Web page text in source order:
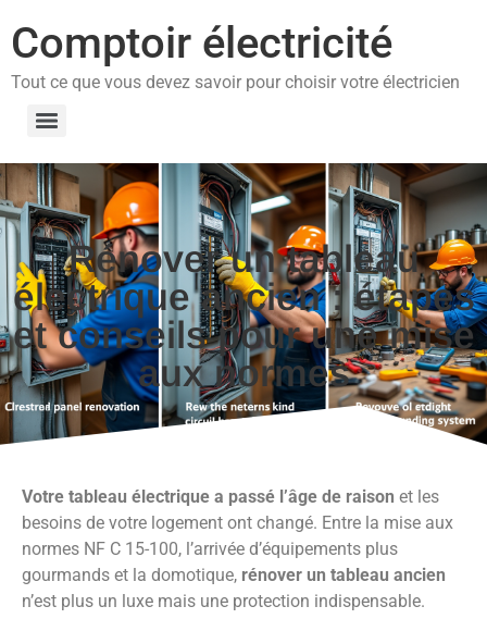
Comptoir électricité
Tout ce que vous devez savoir pour choisir votre électricien
Rénover un tableau
électrique ancien : étapes
et conseils pour une mise
aux normes
Votre tableau électrique a passé l’âge de raison et les
besoins de votre logement ont changé. Entre la mise aux
normes NF C 15-100, l’arrivée d’équipements plus
gourmands et la domotique, rénover un tableau ancien
n’est plus un luxe mais une protection indispensable.